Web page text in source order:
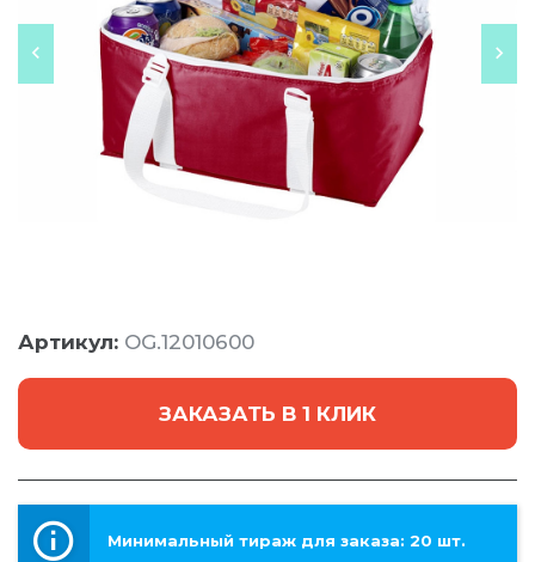
Артикул: OG.12010600
ЗАКАЗАТЬ В 1 КЛИК
Минимальный тираж для заказа: 20 шт.